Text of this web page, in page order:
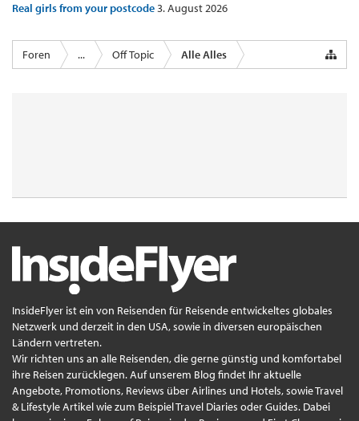
Real girls from your postcode3. August 2026
Foren ... Off Topic Alle Alles
InsideFlyer ist ein von Reisenden für Reisende entwickeltes globales
Netzwerk und derzeit in den USA, sowie in diversen europäischen
Ländern vertreten.
Wir richten uns an alle Reisenden, die gerne günstig und komfortabel
ihre Reisen zurücklegen. Auf unserem Blog findet Ihr aktuelle
Angebote, Promotions, Reviews über Airlines und Hotels, sowie Travel
& Lifestyle Artikel wie zum Beispiel Travel Diaries oder Guides. Dabei